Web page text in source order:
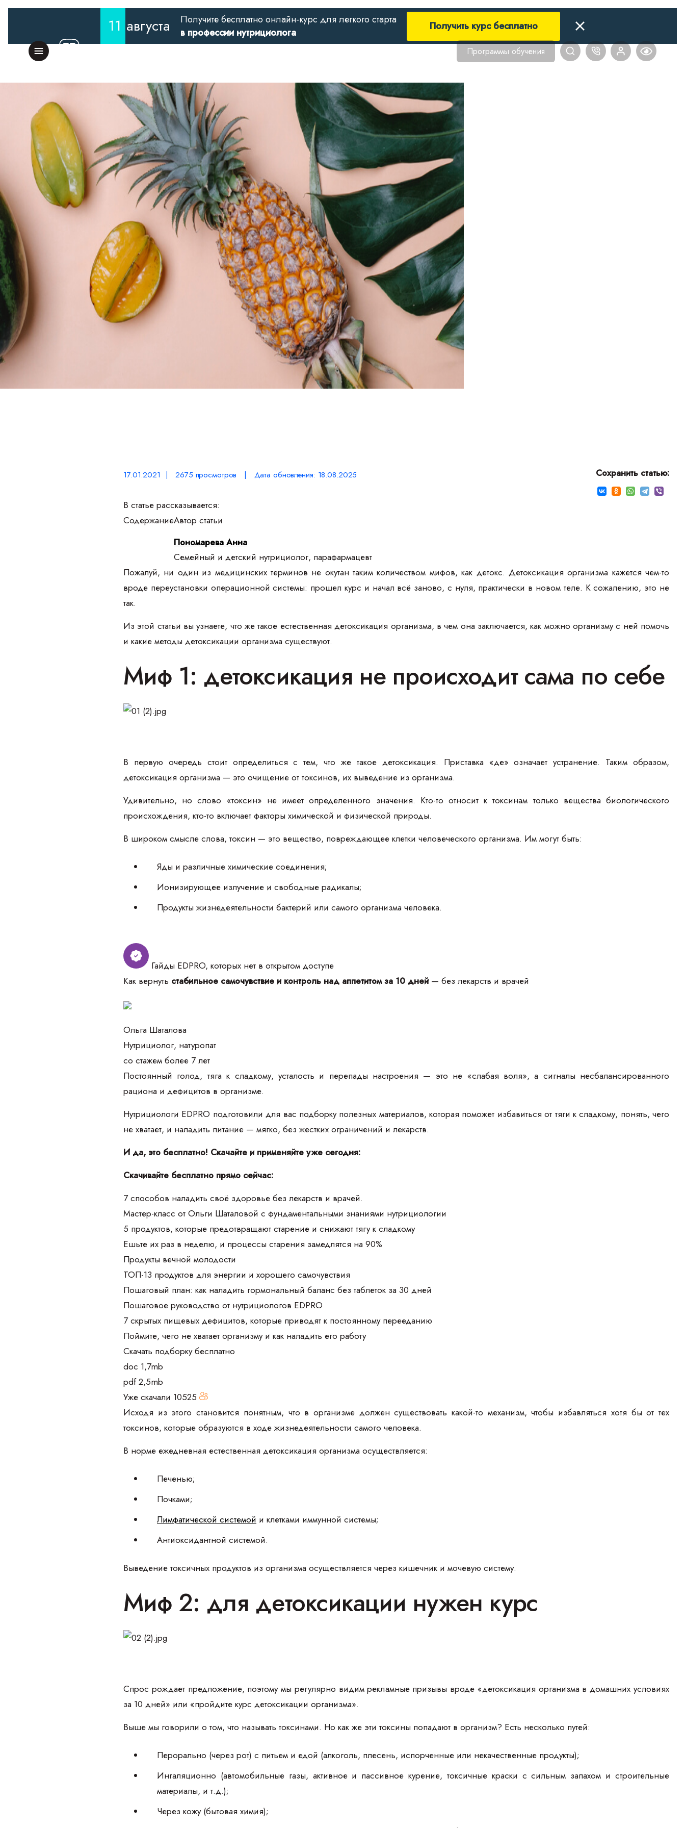
Программы обучения
11 августа
Получите бесплатно онлайн-курс для легкого старта
в профессии нутрициолога
Получить курс бесплатно
17.01.2021 | 2675 просмотров | Дата обновления: 18.08.2025 Сохранить статью:
В статье рассказывается:
СодержаниеАвтор статьи
Пономарева Анна
Семейный и детский нутрициолог, парафармацевт
Пожалуй, ни один из медицинских терминов не окутан таким количеством мифов, как детокс. Детоксикация организма кажется чем-то
вроде переустановки операционной системы: прошел курс и начал всё заново, с нуля, практически в новом теле. К сожалению, это не
так.
Из этой статьи вы узнаете, что же такое естественная детоксикация организма, в чем она заключается, как можно организму с ней помочь
и какие методы детоксикации организма существуют.
Миф 1: детоксикация не происходит сама по себе
В первую очередь стоит определиться с тем, что же такое детоксикация. Приставка «де» означает устранение. Таким образом,
детоксикация организма — это очищение от токсинов, их выведение из организма.
Удивительно, но слово «токсин» не имеет определенного значения. Кто-то относит к токсинам только вещества биологического
происхождения, кто-то включает факторы химической и физической природы.
В широком смысле слова, токсин — это вещество, повреждающее клетки человеческого организма. Им могут быть:
Яды и различные химические соединения;
Ионизирующее излучение и свободные радикалы;
Продукты жизнедеятельности бактерий или самого организма человека.
Гайды EDPRO, которых нет в открытом доступе
Как вернуть стабильное самочувствие и контроль над аппетитом за 10 дней — без лекарств и врачей
Ольга Шаталова
Нутрициолог, натуропат
со стажем более 7 лет
Постоянный голод, тяга к сладкому, усталость и перепады настроения — это не «слабая воля», а сигналы несбалансированного
рациона и дефицитов в организме.
Нутрициологи EDPRO подготовили для вас подборку полезных материалов, которая поможет избавиться от тяги к сладкому, понять, чего
не хватает, и наладить питание — мягко, без жестких ограничений и лекарств.
И да, это бесплатно! Скачайте и применяйте уже сегодня:
Скачивайте бесплатно прямо сейчас:
7 способов наладить своё здоровье без лекарств и врачей.
Мастер-класс от Ольги Шаталовой с фундаментальными знаниями нутрициологии
5 продуктов, которые предотвращают старение и снижают тягу к сладкому
Ешьте их раз в неделю, и процессы старения замедлятся на 90%
Продукты вечной молодости
ТОП-13 продуктов для энергии и хорошего самочувствия
Пошаговый план: как наладить гормональный баланс без таблеток за 30 дней
Пошаговое руководство от нутрициологов EDPRO
7 скрытых пищевых дефицитов, которые приводят к постоянному перееданию
Поймите, чего не хватает организму и как наладить его работу
Скачать подборку бесплатно
doc 1,7mb
pdf 2,5mb
Уже скачали 10525
Исходя из этого становится понятным, что в организме должен существовать какой-то механизм, чтобы избавляться хотя бы от тех
токсинов, которые образуются в ходе жизнедеятельности самого человека.
В норме ежедневная естественная детоксикация организма осуществляется:
Печенью;
Почками;
Лимфатической системой и клетками иммунной системы;
Антиоксидантной системой.
Выведение токсичных продуктов из организма осуществляется через кишечник и мочевую систему.
Миф 2: для детоксикации нужен курс
Спрос рождает предложение, поэтому мы регулярно видим рекламные призывы вроде «детоксикация организма в домашних условиях
за 10 дней» или «пройдите курс детоксикации организма».
Выше мы говорили о том, что называть токсинами. Но как же эти токсины попадают в организм? Есть несколько путей:
Перорально (через рот) с питьем и едой (алкоголь, плесень, испорченные или некачественные продукты);
Ингаляционно (автомобильные газы, активное и пассивное курение, токсичные краски с сильным запахом и строительные
материалы, и т.д.);
Через кожу (бытовая химия);